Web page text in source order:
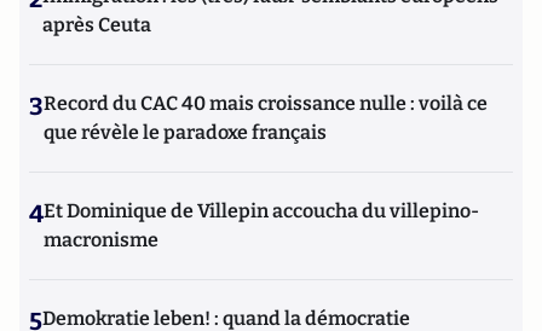
après Ceuta
3Record du CAC 40 mais croissance nulle : voilà ce
que révèle le paradoxe français
4Et Dominique de Villepin accoucha du villepino-
macronisme
5Demokratie leben! : quand la démocratie